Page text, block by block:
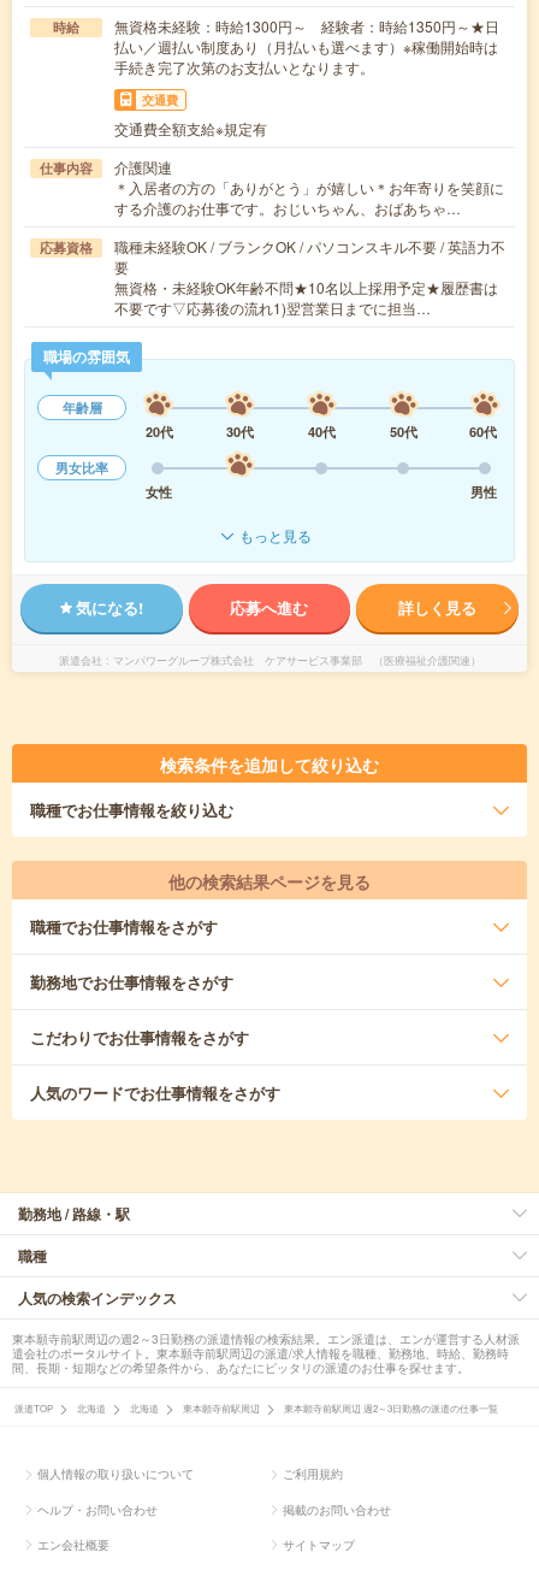
時給
無資格未経験：時給1300円～ 経験者：時給1350円～★日
払い／週払い制度あり（月払いも選べます）※稼働開始時は
手続き完了次第のお支払いとなります。
交通費
交通費全額支給※規定有
仕事内容
介護関連
＊入居者の方の「ありがとう」が嬉しい＊お年寄りを笑顔に
する介護のお仕事です。おじいちゃん、おばあちゃ…
応募資格
職種未経験OK / ブランクOK / パソコンスキル不要 / 英語力不
要
無資格・未経験OK年齢不問★10名以上採用予定★履歴書は
不要です▽応募後の流れ1)翌営業日までに担当…
職場の雰囲気
年齢層
20代
30代 40代 50代
60代
男女比率
女性
男性
もっと見る
気になる! 応募へ進む 詳しく見る
派遣会社 マンパワーグループ株式会社 ケアサービス事業部 （医療福祉介護関連）
検索条件を追加して絞り込む
職種でお仕事情報を絞り込む
他の検索結果ページを見る
職種でお仕事情報をさがす
勤務地でお仕事情報をさがす
こだわりでお仕事情報をさがす
人気のワードでお仕事情報をさがす
勤務地 / 路線・駅
職種
人気の検索インデックス
東本願寺前駅周辺の週2～3日勤務の派遣情報の検索結果。エン派遣は、エンが運営する人材派
遣会社のポータルサイト。東本願寺前駅周辺の派遣/求人情報を職種、勤務地、時給、勤務時
間、長期・短期などの希望条件から、あなたにピッタリの派遣のお仕事を探せます。
派遣TOP 北海道 北海道 東本願寺前駅周辺 東本願寺前駅周辺 週2～3日勤務の派遣の仕事一覧
個人情報の取り扱いについて ご利用規約
ヘルプ・お問い合わせ 掲載のお問い合わせ
エン会社概要 サイトマップ